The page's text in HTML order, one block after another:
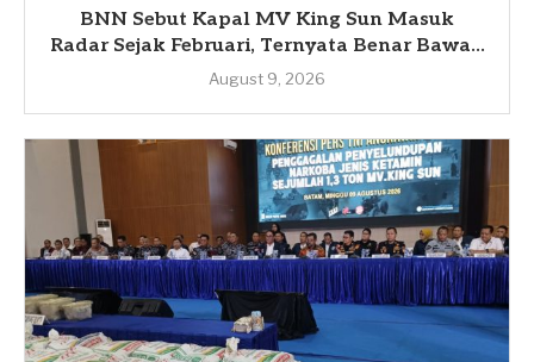
BNN Sebut Kapal MV King Sun Masuk
Radar Sejak Februari, Ternyata Benar Bawa...
August 9, 2026